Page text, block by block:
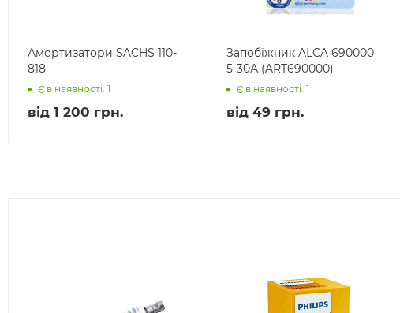
Амортизатори SACHS 110-
818
Є в наявності: 1
від 1 200 грн.
Запобіжник ALCA 690000
5-30А (ART690000)
Є в наявності: 1
від 49 грн.